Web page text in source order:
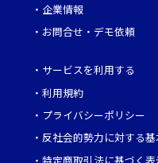
・ 企業情報
・ お問合せ・デモ依頼
・ サービスを利用する
・ 利用規約
・ プライバシーポリシー
・ 反社会的勢力に対する